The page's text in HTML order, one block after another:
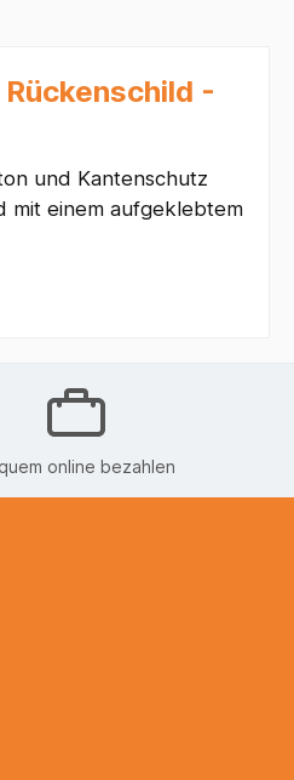
-
und Kantenschutz
mit einem aufgeklebtem
online bezahlen